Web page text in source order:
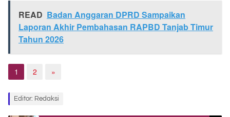
READ Badan Anggaran DPRD Sampaikan
Laporan Akhir Pembahasan RAPBD Tanjab Timur
Tahun 2026
1 2 »
Editor: Redaksi